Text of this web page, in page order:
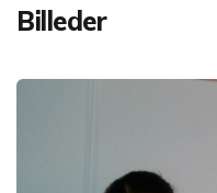
Billeder